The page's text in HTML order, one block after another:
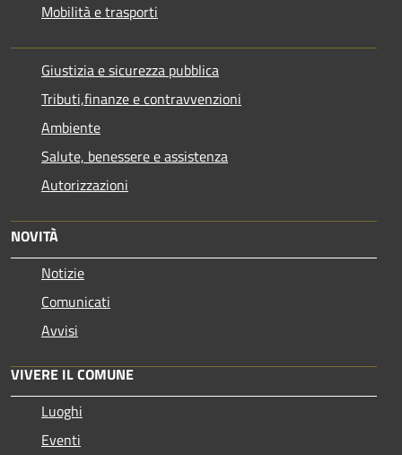
Mobilità e trasporti
Giustizia e sicurezza pubblica
Tributi,finanze e contravvenzioni
Ambiente
Salute, benessere e assistenza
Autorizzazioni
NOVITÀ
Notizie
Comunicati
Avvisi
VIVERE IL COMUNE
Luoghi
Eventi